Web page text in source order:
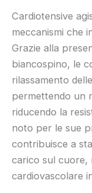
Cardiotensive
meccanismi che
Grazie alla
biancospino, le
rilassamento
permettendo un
riducendo la
noto per le sue
contribuisce a
carico sul cuore,
cardiovascolare